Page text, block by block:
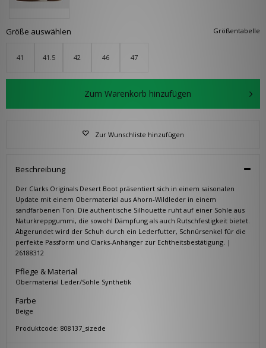
Größentabelle
Größe auswählen
41 41.5 42 46 47
Zum Warenkorb hinzufügen
Zur Wunschliste hinzufügen
Beschreibung
Der Clarks Originals Desert Boot präsentiert sich in einem saisonalen
Update mit einem Obermaterial aus Ahorn-Wildleder in einem
sandfarbenen Ton. Die authentische Silhouette ruht auf einer Sohle aus
Naturkreppgummi, die sowohl Dämpfung als auch Rutschfestigkeit bietet.
Abgerundet wird der Schuh durch ein Lederfutter, Schnürsenkel für die
perfekte Passform und Clarks-Anhänger zur Echtheitsbestätigung. |
26188312
Pflege & Material
Obermaterial Leder/Sohle Synthetik
Farbe
Beige
Produktcode: 808137_sizede